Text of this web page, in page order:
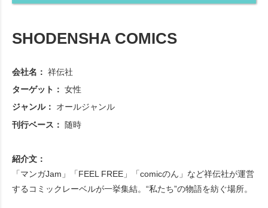
SHODENSHA COMICS
会社名： 祥伝社
ターゲット： 女性
ジャンル：
オールジャンル
刊行ベース： 随時
紹介文：
「マンガJam」「FEEL FREE」「comicのん」など祥伝社が運営
するコミックレーベルが一挙集結。“私たち”の物語を紡ぐ場所。